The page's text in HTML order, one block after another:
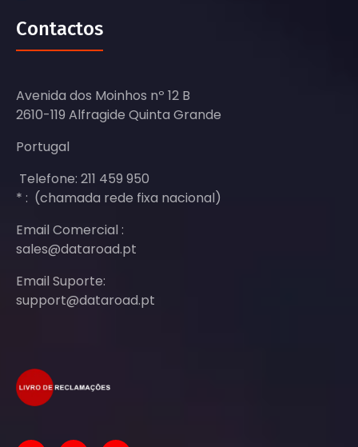
Contactos
Avenida dos Moinhos nº 12 B
2610-119 Alfragide Quinta Grande
Portugal
Telefone: 211 459 950
* : (chamada rede fixa nacional)
Email Comercial :
sales@dataroad.pt
Email Suporte:
support@dataroad.pt